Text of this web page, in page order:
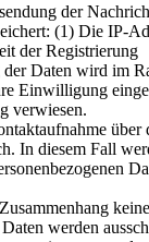
der
(1) Die IP-
der Registrierung
Daten wird im
Einwilligung
verwiesen.
über
In diesem Fall
werden